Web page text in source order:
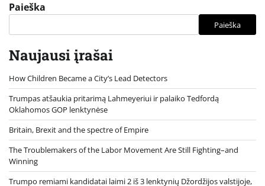
Paieška
Paieška
Naujausi įrašai
How Children Became a City’s Lead Detectors
Trumpas atšaukia pritarimą Lahmeyeriui ir palaiko Tedfordą
Oklahomos GOP lenktynėse
Britain, Brexit and the spectre of Empire
The Troublemakers of the Labor Movement Are Still Fighting–and
Winning
Trumpo remiami kandidatai laimi 2 iš 3 lenktynių Džordžijos valstijoje,